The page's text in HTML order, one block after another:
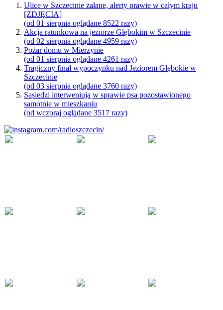
Ulice w Szczecinie zalane, alerty prawie w całym kraju
[ZDJĘCIA]
(od 01 sierpnia oglądane 8522 razy)
Akcja ratunkowa na jeziorze Głębokim w Szczecinie
(od 02 sierpnia oglądane 4959 razy)
Pożar domu w Mierzynie
(od 01 sierpnia oglądane 4261 razy)
Tragiczny finał wypoczynku nad Jeziorem Głębokie w
Szczecinie
(od 03 sierpnia oglądane 3760 razy)
Sąsiedzi interweniują w sprawie psa pozostawionego
samotnie w mieszkaniu
(od wczoraj oglądane 3517 razy)